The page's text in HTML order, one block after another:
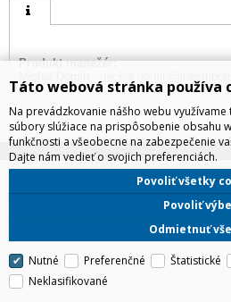
Produkt manažér:
IRD Eshop
Technické riešenie © 2026 CyberSoft s.r.o.
Táto webová stránka používa
Na prevádzkovanie nášho webu využívame
súbory slúžiace na prispôsobenie obsahu
funkčnosti a všeobecne na zabezpečenie
Dajte nám vedieť o svojich preferenciách.
Odmietnuť
Povoliť
Povoliť všetky
Nutné Preferenčné Štatistické
Neklasifikované